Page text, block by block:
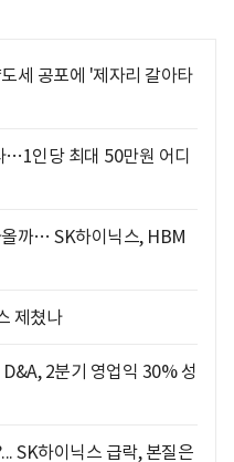
세 공포에 '제자리 갈아타
…1인당 최대 50만원 어디
까… SK하이닉스, HBM
제쳤나
2분기 영업익 30% 성
SK하이닉스 급락, 본질은